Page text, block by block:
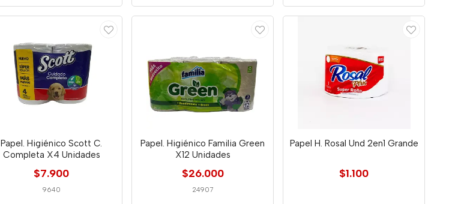
Papel. Higiénico Scott C.
Completa X4 Unidades
$7.900
9640
Papel. Higiénico Familia Green
X12 Unidades
$26.000
24907
Papel H. Rosal Und 2en1 Grande
$1.100